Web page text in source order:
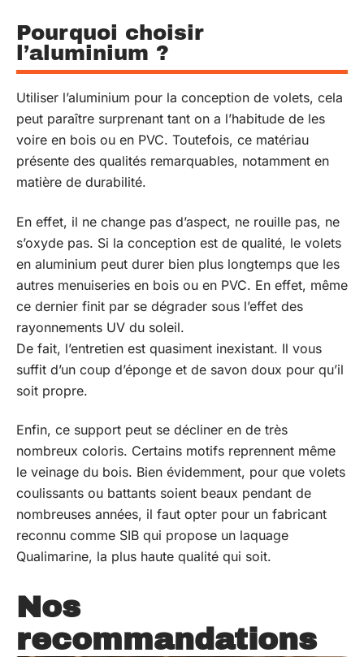
Pourquoi choisir
l’aluminium ?
Utiliser l’aluminium pour la conception de volets, cela
peut paraître surprenant tant on a l’habitude de les
voire en bois ou en PVC. Toutefois, ce matériau
présente des qualités remarquables, notamment en
matière de durabilité.
En effet, il ne change pas d’aspect, ne rouille pas, ne
s’oxyde pas. Si la conception est de qualité, le volets
en aluminium peut durer bien plus longtemps que les
autres menuiseries en bois ou en PVC. En effet, même
ce dernier finit par se dégrader sous l’effet des
rayonnements UV du soleil.
De fait, l’entretien est quasiment inexistant. Il vous
suffit d’un coup d’éponge et de savon doux pour qu’il
soit propre.
Enfin, ce support peut se décliner en de très
nombreux coloris. Certains motifs reprennent même
le veinage du bois. Bien évidemment, pour que volets
coulissants ou battants soient beaux pendant de
nombreuses années, il faut opter pour un fabricant
reconnu comme SIB qui propose un laquage
Qualimarine, la plus haute qualité qui soit.
Nos
recommandations